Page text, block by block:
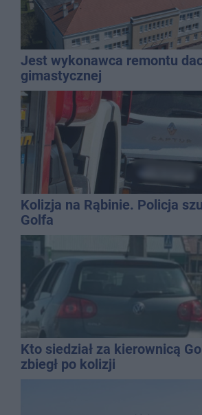
Jest wykonawca remontu
gimastycznej
Kolizja na Rąbinie. Policja
Golfa
Kto siedział za kierownicą
zbiegł po kolizji